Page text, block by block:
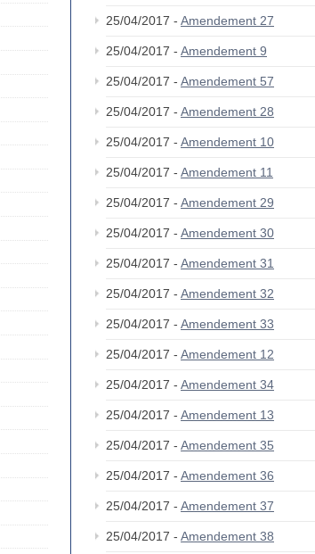
25/04/2017 - Amendement 27
25/04/2017 - Amendement 9
25/04/2017 - Amendement 57
25/04/2017 - Amendement 28
25/04/2017 - Amendement 10
25/04/2017 - Amendement 11
25/04/2017 - Amendement 29
25/04/2017 - Amendement 30
25/04/2017 - Amendement 31
25/04/2017 - Amendement 32
25/04/2017 - Amendement 33
25/04/2017 - Amendement 12
25/04/2017 - Amendement 34
25/04/2017 - Amendement 13
25/04/2017 - Amendement 35
25/04/2017 - Amendement 36
25/04/2017 - Amendement 37
25/04/2017 - Amendement 38